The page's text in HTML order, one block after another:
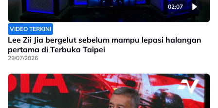
02:07
VIDEO TERKINI
Lee Zii Jia bergelut sebelum mampu lepasi halangan
pertama di Terbuka Taipei
29/07/2026